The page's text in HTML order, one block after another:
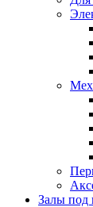
Залы под